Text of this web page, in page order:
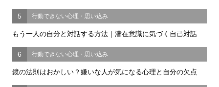
5 行動できない心理・思い込み
もう一人の自分と対話する方法｜潜在意識に気づく自己対話
6 行動できない心理・思い込み
鏡の法則はおかしい？嫌いな人が気になる心理と自分の欠点